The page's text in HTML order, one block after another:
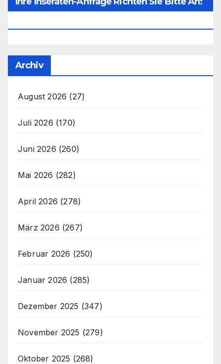
Archiv
August 2026 (27)
Juli 2026 (170)
Juni 2026 (260)
Mai 2026 (282)
April 2026 (278)
März 2026 (267)
Februar 2026 (250)
Januar 2026 (285)
Dezember 2025 (347)
November 2025 (279)
Oktober 2025 (268)